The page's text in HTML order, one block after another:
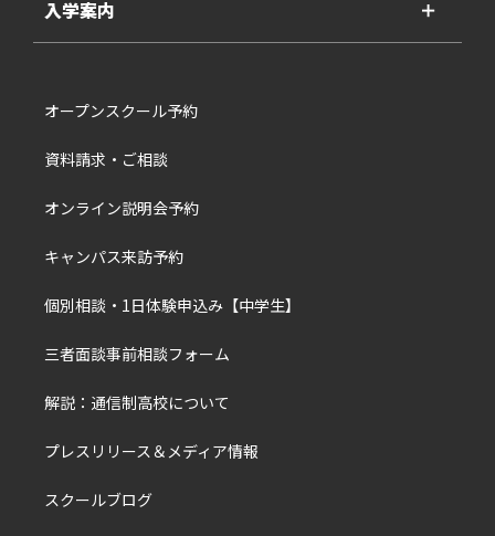
入学案内 ＋
オープンスクール予約
資料請求・ご相談
オンライン説明会予約
キャンパス来訪予約
個別相談・1日体験申込み【中学生】
三者面談事前相談フォーム
解説：通信制高校について
プレスリリース＆メディア情報
スクールブログ